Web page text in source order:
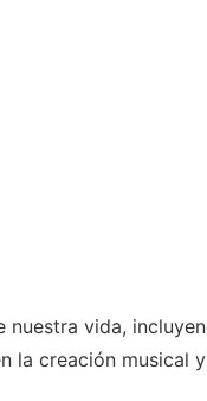
vida,
la creación musical